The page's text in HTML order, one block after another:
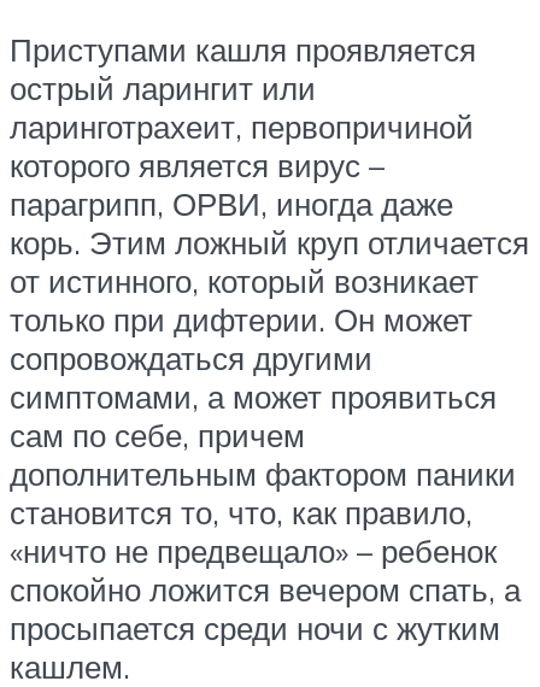
Приступами кашля проявляется
острый ларингит или
ларинготрахеит, первопричиной
которого является вирус –
парагрипп, ОРВИ, иногда даже
корь. Этим ложный круп отличается
от истинного, который возникает
только при дифтерии. Он может
сопровождаться другими
симптомами, а может проявиться
сам по себе, причем
дополнительным фактором паники
становится то, что, как правило,
«ничто не предвещало» – ребенок
спокойно ложится вечером спать, а
просыпается среди ночи с жутким
кашлем.